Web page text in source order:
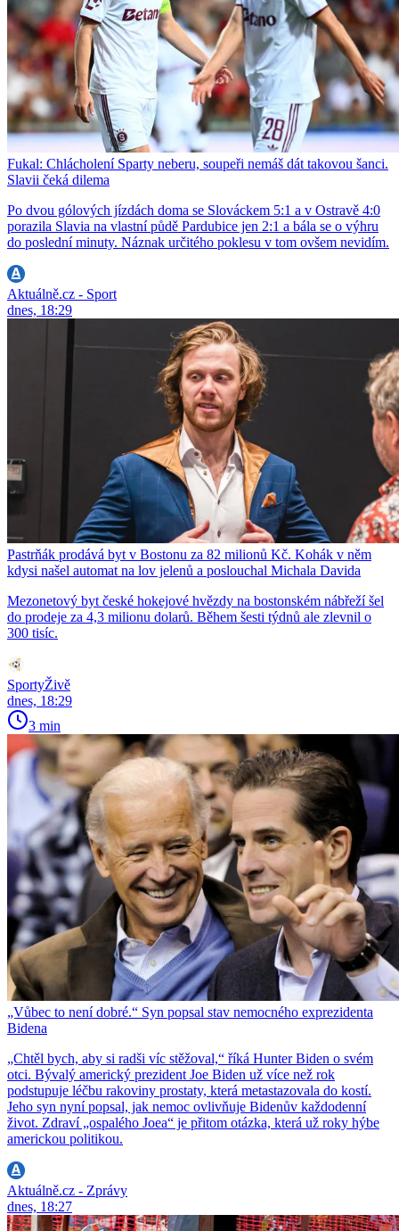
Fukal: Chlácholení Sparty neberu, soupeři nemáš dát takovou šanci.
Slavii čeká dilema
Po dvou gólových jízdách doma se Slováckem 5:1 a v Ostravě 4:0
porazila Slavia na vlastní půdě Pardubice jen 2:1 a bála se o výhru
do poslední minuty. Náznak určitého poklesu v tom ovšem nevidím.
Aktuálně.cz - Sport
dnes, 18:29
Pastrňák prodává byt v Bostonu za 82 milionů Kč. Kohák v něm
kdysi našel automat na lov jelenů a poslouchal Michala Davida
Mezonetový byt české hokejové hvězdy na bostonském nábřeží šel
do prodeje za 4,3 milionu dolarů. Během šesti týdnů ale zlevnil o
300 tisíc.
SportyŽivě
dnes, 18:29
3 min
„Vůbec to není dobré.“ Syn popsal stav nemocného exprezidenta
Bidena
„Chtěl bych, aby si radši víc stěžoval,“ říká Hunter Biden o svém
otci. Bývalý americký prezident Joe Biden už více než rok
podstupuje léčbu rakoviny prostaty, která metastazovala do kostí.
Jeho syn nyní popsal, jak nemoc ovlivňuje Bidenův každodenní
život. Zdraví „ospalého Joea“ je přitom otázka, která už roky hýbe
americkou politikou.
Aktuálně.cz - Zprávy
dnes, 18:27